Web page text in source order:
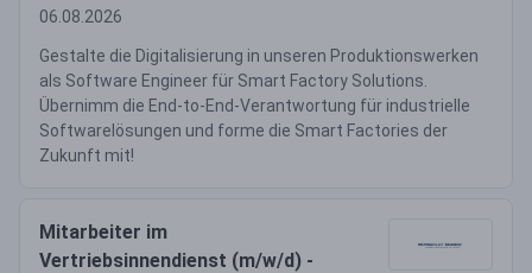
06.08.2026
Gestalte die Digitalisierung in unseren Produktionswerken
als Software Engineer für Smart Factory Solutions.
Übernimm die End-to-End-Verantwortung für industrielle
Softwarelösungen und forme die Smart Factories der
Zukunft mit!
Mitarbeiter im
Vertriebsinnendienst (m/w/d) -